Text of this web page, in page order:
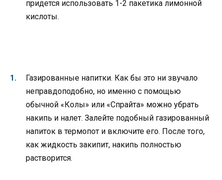
придется использовать 1-2 пакетика лимонной
кислоты.
Газированные напитки. Как бы это ни звучало
неправдоподобно, но именно с помощью
обычной «Колы» или «Спрайта» можно убрать
накипь и налет. Залейте подобный газированный
напиток в термопот и включите его. После того,
как жидкость закипит, накипь полностью
растворится.